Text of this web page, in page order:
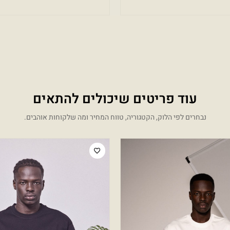
עוד פריטים שיכולים להתאים
נבחרים לפי הלוק, הקטגוריה, טווח המחיר ומה שלקוחות אוהבים.
Sale!
המחיר המקורי היה: ₪499.00.
המחיר הנוכחי הוא: ₪249.00.